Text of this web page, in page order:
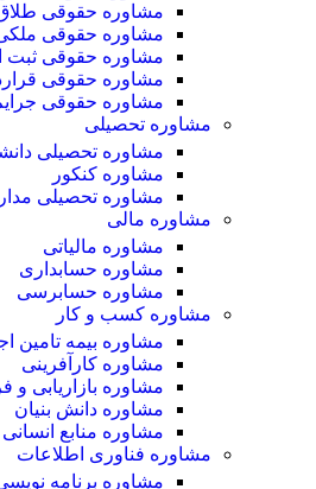
مشاوره حقوقی طلاق
مشاوره حقوقی
مشاوره حقوقی ثبت
مشاوره حقوقی
مشاوره حقوقی جرایم
مشاوره تحصیلی
مشاوره تحصیلی
مشاوره کنکور
مشاوره تحصیلی
مشاوره مالی
مشاوره مالیاتی
مشاوره حسابداری
مشاوره حسابرسی
مشاوره کسب و کار
مشاوره بیمه تامین
مشاوره کارآفرینی
مشاوره بازاریابی
مشاوره دانش بنیان
مشاوره منابع انسانی
مشاوره فناوری اطلاعات
مشاوره برنامه